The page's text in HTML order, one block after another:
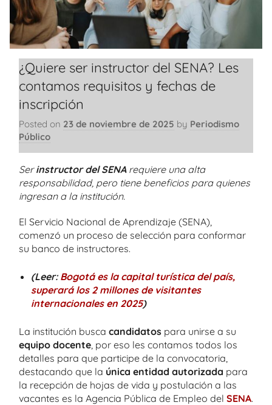
¿Quiere ser instructor del SENA? Les
contamos requisitos y fechas de
inscripción
Posted on 23 de noviembre de 2025 by Periodismo
Público
Serinstructor del SENArequiere una alta
responsabilidad, pero tiene beneficios para quienes
ingresan a la institución.
El Servicio Nacional de Aprendizaje (SENA),
comenzó un proceso de selección para conformar
su banco de instructores.
(Leer: Bogotá es la capital turística del país,
superará los 2 millones de visitantes
internacionales en 2025)
La institución busca candidatos para unirse a su
equipo docente , por eso les contamos todos los
detalles para que participe de la convocatoria,
destacando que la única entidad autorizada para
la recepción de hojas de vida y postulación a las
vacantes es la Agencia Pública de Empleo del SENA.